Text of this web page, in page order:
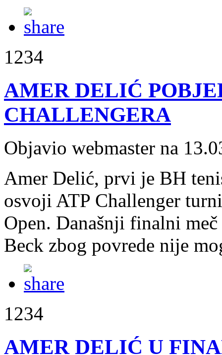
1234
AMER DELIĆ
CHALLENGERA
Objavio webmaster na
Amer Delić, prvi je BH
osvoji ATP Challenger
Open. Današnji finalni
Beck zbog povrede nije
1234
AMER DELIĆ U